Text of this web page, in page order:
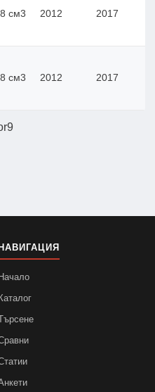
см3 2012 2017
см3 2012 2017